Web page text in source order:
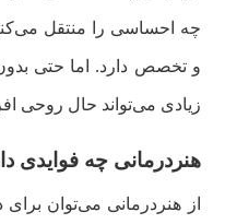
چه احساسی را منتقل
و تخصص دارد. اما حتی
زیادی می‌تواند حال روحی
هنردرمانی چه فوایدی
از هنردرمانی می‌توان